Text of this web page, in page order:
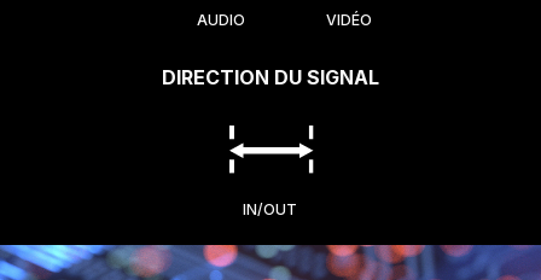
AUDIO VIDÉO
DIRECTION DU SIGNAL
IN/OUT